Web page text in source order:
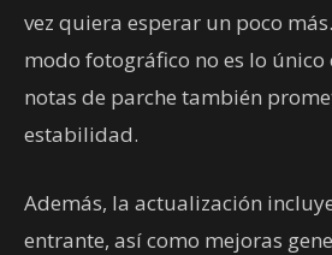
vez quiera esperar un poco
modo fotográfico no es lo único
notas de parche también
estabilidad.
Además, la actualización
entrante, así como mejoras